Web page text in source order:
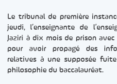
Le tribunal de première
jeudi, l’enseignante de
Jaziri à dix mois de prison
pour avoir propagé des
relatives à une supposée
philosophie du baccalauréat.